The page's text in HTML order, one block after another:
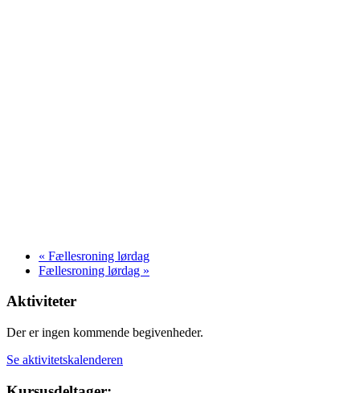
« Fællesroning lørdag
Fællesroning lørdag »
Aktiviteter
Der er ingen kommende begivenheder.
Se aktivitetskalenderen